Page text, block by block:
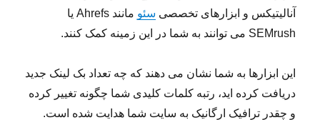
آنالیتیکس و ابزارهای تخصصی سئو
مانند Ahrefs یا
SEMrush می توانند به شما در این زمینه کمک کنند.
این ابزارها به شما نشان می دهند که چه تعداد بک لینک جدید
دریافت کرده اید، رتبه کلمات کلیدی شما چگونه تغییر کرده
و چقدر ترافیک ارگانیک به سایت شما هدایت شده است.